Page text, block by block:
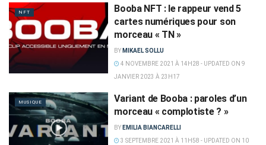
NFT
Booba NFT : le rappeur vend 5
cartes numériques pour son
morceau « TN »
BY MIKAEL SOLLU
4 NOVEMBRE 2021 À 14H28 - UPDATED ON 9
JANVIER 2023 À 23H17
MUSIQUE
Variant de Booba : paroles d’un
morceau « complotiste ? »
BY EMILIA BIANCARELLI
3 SEPTEMBRE 2021 À 11H58 - UPDATED ON 10